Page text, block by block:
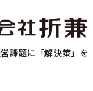
課題に「解決策」を